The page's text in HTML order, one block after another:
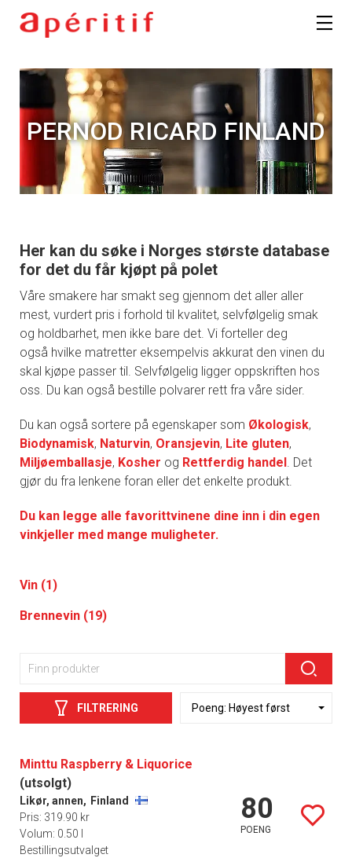
PERNOD RICARD FINLAND
Her kan du søke i Norges største database
for det du får kjøpt på polet
Våre smakere har smakt seg gjennom det aller aller
mest, vurdert pris i forhold til kvalitet, selvfølgelig smak
og holdbarhet, men ikke bare det. Vi forteller deg
også hvilke matretter eksempelvis akkurat den vinen du
skal kjøpe passer til. Selvfølgelig ligger oppskriften hos
oss. Du kan også bestille polvarer rett fra våre sider.
Du kan også sortere på egenskaper som Økologisk,
Biodynamisk, Naturvin, Oransjevin, Lite gluten,
Miljøemballasje, Kosher og Rettferdig handel. Det
gjør du fra lenkene foran eller det enkelte produkt.
Du kan legge alle favorittvinene dine inn i din egen
vinkjeller med mange muligheter.
Vin (1)
Brennevin (19)
FILTRERING
Minttu Raspberry & Liquorice
(utsolgt)
Likør, annen, Finland
Pris: 319.90 kr
Volum: 0.50 l
Bestillingsutvalget
80
POENG